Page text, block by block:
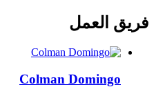
فريق العمل
Colman Domingo